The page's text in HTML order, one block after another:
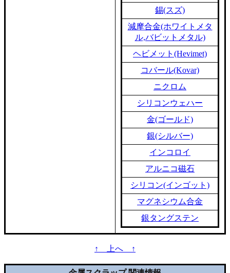
錫(スズ)
減摩合金(ホワイトメタ
ル,バビットメタル)
ヘビメット(Hevimet)
コバール(Kovar)
ニクロム
シリコンウェハー
金(ゴールド)
銀(シルバー)
インコロイ
アルニコ磁石
シリコン(インゴット)
マグネシウム合金
銀タングステン
↑ 上へ ↑